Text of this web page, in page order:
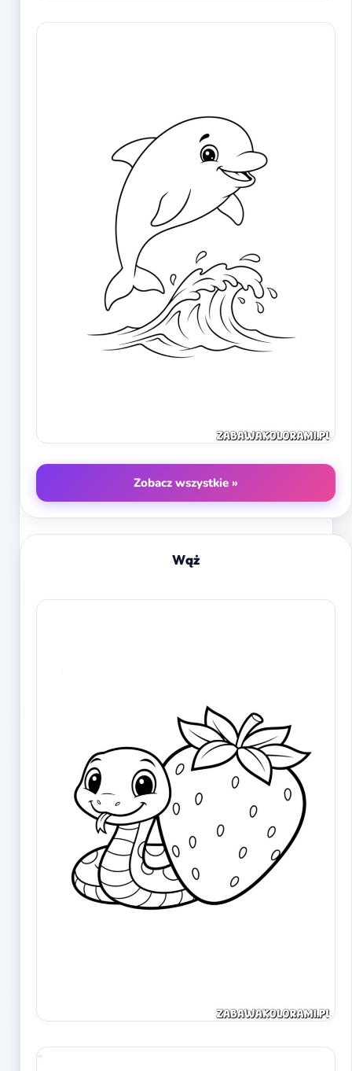
Zobacz wszystkie »
Wąż